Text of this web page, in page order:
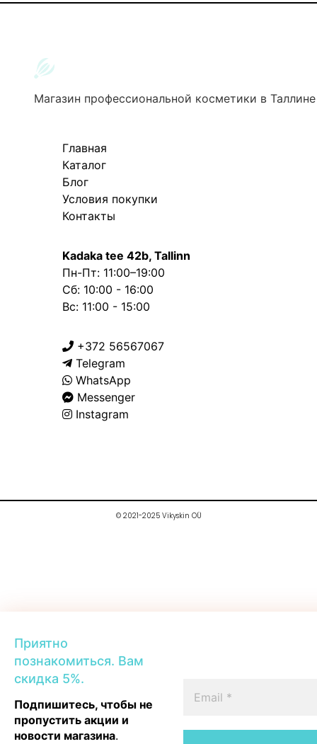
Приятно
познакомиться. Вам
скидка 5%.
Подпишитесь, чтобы не
пропустить акции и
новости магазина.
Магазин профессиональной косметики в Таллине
Главная
Каталог
Блог
Условия покупки
Контакты
Kadaka tee 42b, Tallinn
Пн-Пт: 11:00–19:00
Сб: 10:00 - 16:00
Вс: 11:00 - 15:00
+372 56567067
Telegram
WhatsApp
Messenger
Instagram
© 2021-2025 Vikyskin OÜ